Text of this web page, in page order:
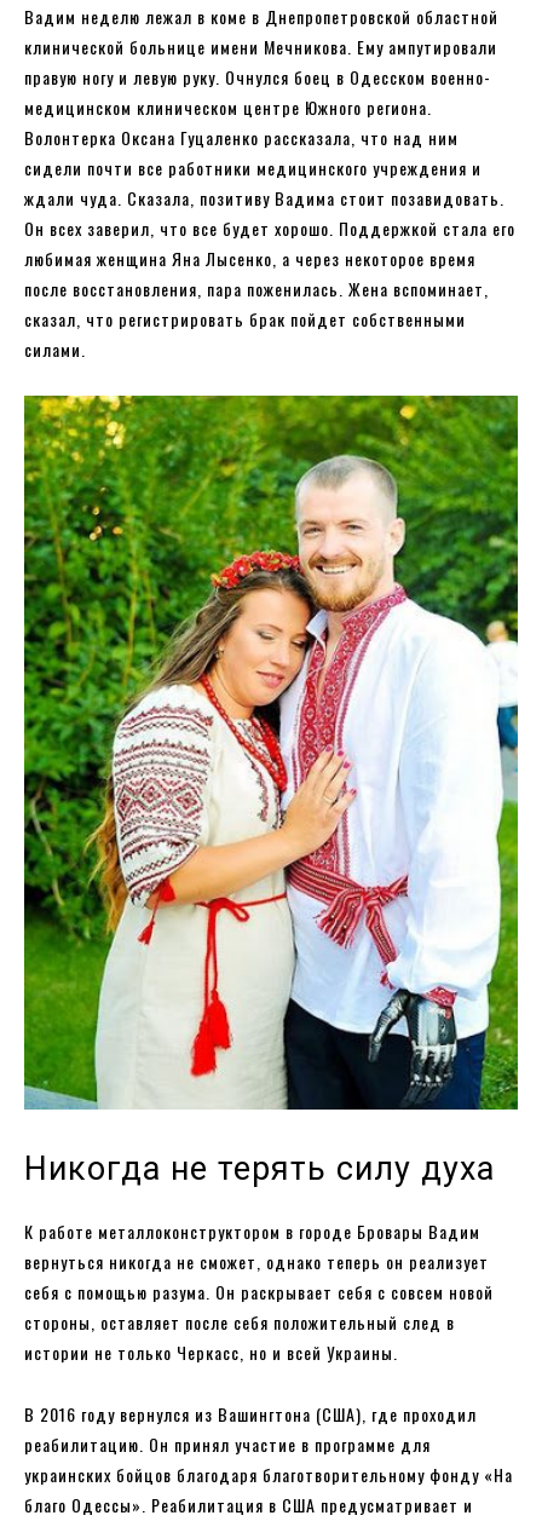
Вадим неделю лежал в коме в Днепропетровской областной
клинической больнице имени Мечникова. Ему ампутировали
правую ногу и левую руку. Очнулся боец ​​в Одесском военно-
медицинском клиническом центре Южного региона.
Волонтерка Оксана Гуцаленко рассказала, что над ним
сидели почти все работники медицинского учреждения и
ждали чуда. Сказала, позитиву Вадима стоит позавидовать.
Он всех заверил, что все будет хорошо. Поддержкой стала его
любимая женщина Яна Лысенко, а через некоторое время
после восстановления, пара поженилась. Жена вспоминает,
сказал, что регистрировать брак пойдет собственными
силами.
Никогда не терять силу духа
К работе металлоконструктором в городе Бровары Вадим
вернуться никогда не сможет, однако теперь он реализует
себя с помощью разума. Он раскрывает себя с совсем новой
стороны, оставляет после себя положительный след в
истории не только Черкасс, но и всей Украины.
В 2016 году вернулся из Вашингтона (США), где проходил
реабилитацию. Он принял участие в программе для
украинских бойцов благодаря благотворительному фонду «На
благо Одессы». Реабилитация в США предусматривает и